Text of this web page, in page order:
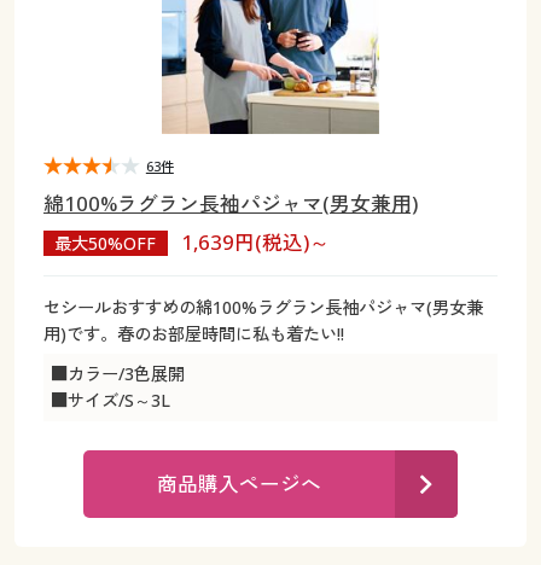
カーテン・ラグ・ファブリック
ジュニア・ティーンズ下着
大きいサイズ通販すべて
大きいサイズ レディース服
大きいサイズ レディース下着
大きいサイズ メンズ
大きいサイズ 事務・制服
カタログ
カタログ・チラシからのご注文
デジタルカタログ
ジュニア・ティーンズ下着
大きいサイズ レディース服
大きいサイズ レディース下着
大きいサイズ メンズ
大きいサイズ 事務・制服
シークレットセール
商品カテゴリ一覧
カタログ
カタログ・チラシからのご注文
カタログ無料プレゼント
会員メニュー
綿100%ラグラン長袖パジャマ(男女兼用)
最大50%OFF 1,639円(税込)～
セシールおすすめの綿100%ラグラン長袖パジャマ(男女兼
用)です。春のお部屋時間に私も着たい!!
■カラー/3色展開
■サイズ/S～3L
63件
商品購入ページへ